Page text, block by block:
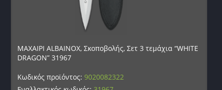
ΜΑΧΑΙΡΙ ALBAINOX, Σκοποβολής, Σετ 3 τεμάχια “WHITE
DRAGON” 31967
Κωδικός προϊόντος:9020082322